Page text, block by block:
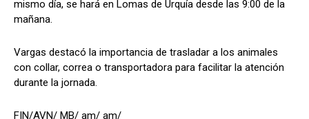
mismo día, se hará en Lomas de Urquía desde las 9:00 de la
mañana.
Vargas destacó la importancia de trasladar a los animales
con collar, correa o transportadora para facilitar la atención
durante la jornada.
FIN/AVN/ MB/ am/ am/